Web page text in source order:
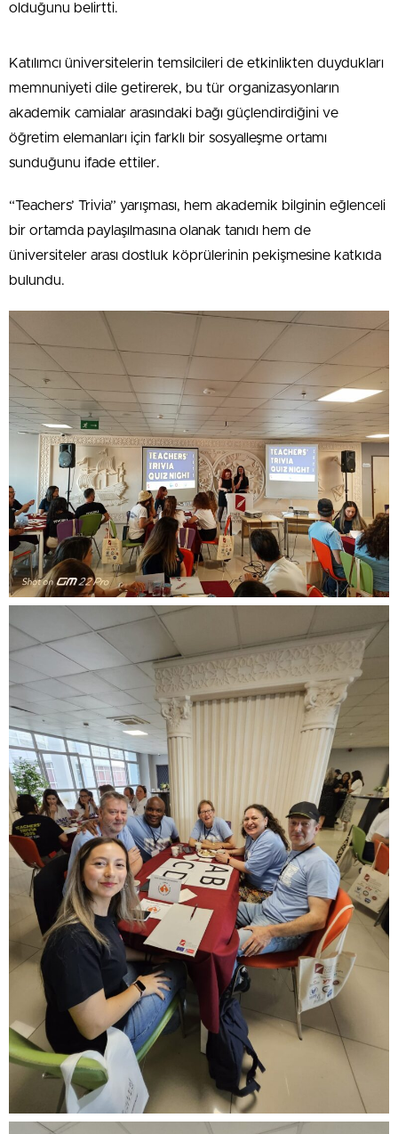
olduğunu belirtti.
Katılımcı üniversitelerin temsilcileri de etkinlikten duydukları
memnuniyeti dile getirerek, bu tür organizasyonların
akademik camialar arasındaki bağı güçlendirdiğini ve
öğretim elemanları için farklı bir sosyalleşme ortamı
sunduğunu ifade ettiler.
“Teachers’ Trivia” yarışması, hem akademik bilginin eğlenceli
bir ortamda paylaşılmasına olanak tanıdı hem de
üniversiteler arası dostluk köprülerinin pekişmesine katkıda
bulundu.